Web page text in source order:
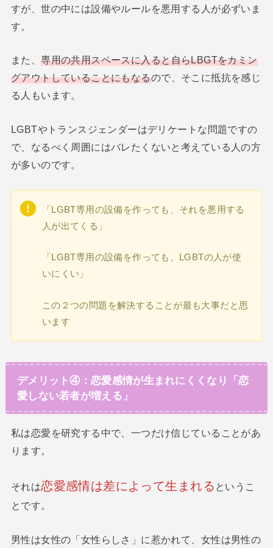
すが、世の中には設備やルールを悪用する人が必ずいま
す。
また、専用の共用スペースに入ると自らLBGTをカミン
グアウトしていることにもなるので、そこに抵抗を感じ
る人もいます。
LGBTやトランスジェンダーはデリケートな問題ですの
で、なるべく周囲にはバレたくないと考えている人の方
が多いのです。
「LGBT専用の設備を作っても、それを悪用する
人が出てくる」
「LGBT専用の設備を作っても、LGBTの人が使
いにくい」
この２つの問題を解決することが最も大事だと思
います
デメリット④：恋愛感情が生まれにくくなり「恋
愛しない若者が増える」
私は恋愛を研究する中で、一つだけ信じていることがあ
ります。
それは恋愛感情は差によって生まれる というこ
とです。
男性は女性の「女性らしさ」に惹かれて、女性は男性の